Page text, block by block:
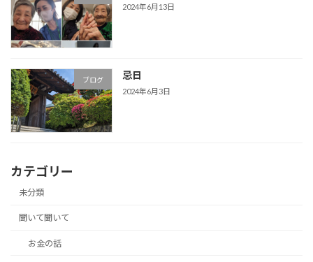
2024年6月13日
ブログ 忌日
2024年6月3日
カテゴリー
未分類
聞いて聞いて
お金の話